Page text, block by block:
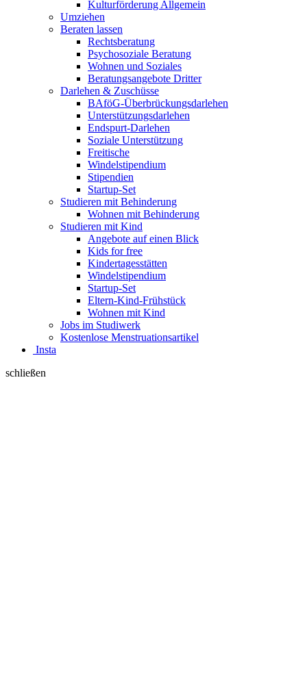
Kulturförderung Allgemein
Umziehen
Beraten lassen
Rechtsberatung
Psychosoziale Beratung
Wohnen und Soziales
Beratungsangebote Dritter
Darlehen & Zuschüsse
BAföG-Überbrückungsdarlehen
Unterstützungsdarlehen
Endspurt-Darlehen
Soziale Unterstützung
Freitische
Windelstipendium
Stipendien
Startup-Set
Studieren mit Behinderung
Wohnen mit Behinderung
Studieren mit Kind
Angebote auf einen Blick
Kids for free
Kindertagesstätten
Windelstipendium
Startup-Set
Eltern-Kind-Frühstück
Wohnen mit Kind
Jobs im Studiwerk
Kostenlose Menstruationsartikel
Insta
schließen